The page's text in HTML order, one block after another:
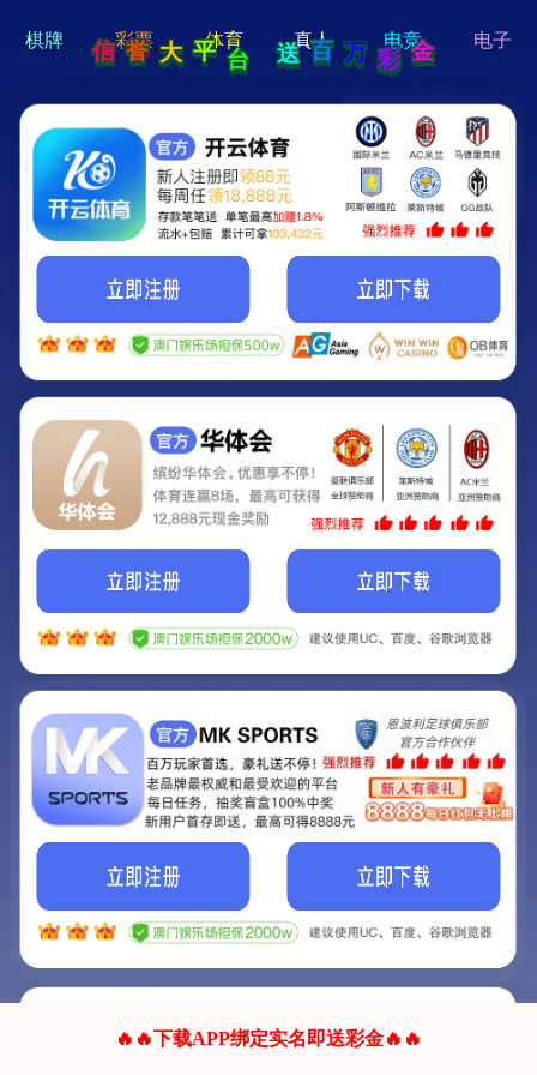
hi 💗
Hey Guys!
我们即将上线啦...
我们的网站正在建设.
它将是非常棒的网站.
联系我们!